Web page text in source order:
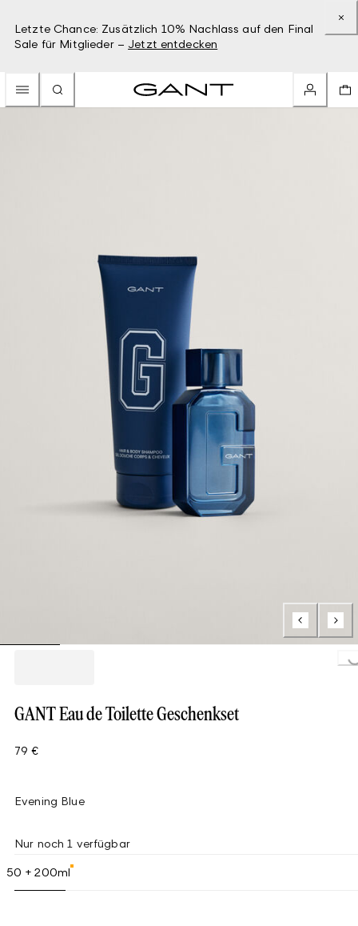
Letzte Chance: Zusätzlich 10% Nachlass auf den Final
Sale für Mitglieder – Jetzt entdecken
GANT Eau de Toilette Geschenkset
79 €
Evening Blue
Nur noch 1 verfügbar
50 + 200ml